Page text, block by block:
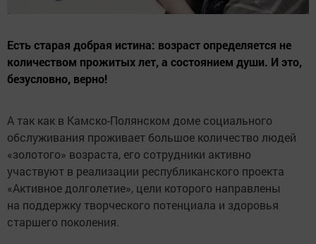
Есть старая добрая истина: возраст определяется не
количеством прожитых лет, а состоянием души. И это,
безусловно, верно!
А так как в Камско-Полянском доме социального
обслуживания проживает большое количество людей
«золотого» возраста, его сотрудники активно
участвуют в реализации республиканского проекта
«Активное долголетие», цели которого направлены
на поддержку творческого потенциала и здоровья
старшего поколения.